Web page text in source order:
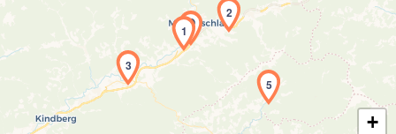
Laden der Karte...
1
2
3
5
+